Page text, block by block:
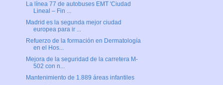
La línea 77 de autobuses EMT 'Ciudad
Lineal – Fin ...
Madrid es la segunda mejor ciudad
europea para ir ...
Refuerzo de la formación en Dermatología
en el Hos...
Mejora de la seguridad de la carretera M-
502 con n...
Mantenimiento de 1.889 áreas infantiles